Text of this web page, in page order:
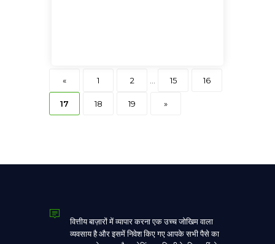
« 1 2 15 16
17 18 19 »
वित्तीय बाज़ारों में व्यापार करना एक उच्च जोखिम वाला
व्यवसाय है और इसमें निवेश किए गए आपके सभी पैसे का